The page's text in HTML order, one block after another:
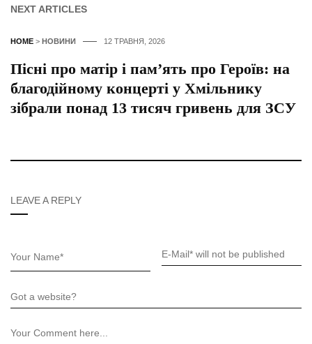
NEXT ARTICLES
HOME > НОВИНИ 12 ТРАВНЯ, 2026
Пісні про матір і пам’ять про Героїв: на
благодійному концерті у Хмільнику
зібрали понад 13 тисяч гривень для ЗСУ
LEAVE A REPLY